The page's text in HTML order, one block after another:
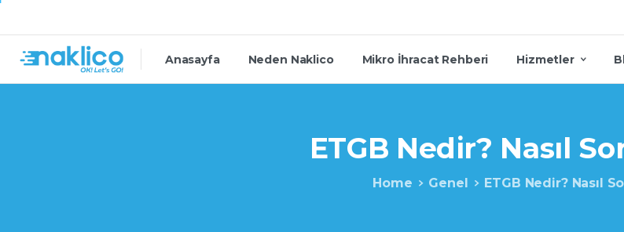
Anasayfa Neden Naklico Mikro İhracat Rehberi Hizmetler
ETGB Nedir? Nasıl
Home Genel ETGB Nedir? Nasıl